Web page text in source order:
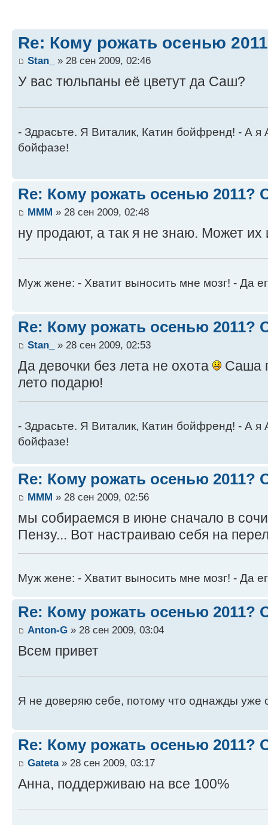
Re: Кому рожать осенью
Stan_ » 28 сен 2009, 02:46
У вас тюльпаны её цветут да Саш?
- Здрасьте. Я Виталик, Катин бойфренд! - А я
бойфазе!
Re: Кому рожать осенью 2011?
MMM » 28 сен 2009, 02:48
ну продают, а так я не знаю. Может
Муж жене: - Хватит выносить мне мозг! - Да
Re: Кому рожать осенью 2011?
Stan_ » 28 сен 2009, 02:53
Да девочки без лета не охота
Саша
лето подарю!
- Здрасьте. Я Виталик, Катин бойфренд! - А я
бойфазе!
Re: Кому рожать осенью 2011?
MMM » 28 сен 2009, 02:56
мы собираемся в июне сначало в
Пензу... Вот настраиваю себя на
Муж жене: - Хватит выносить мне мозг! - Да
Re: Кому рожать осенью 2011?
Anton-G » 28 сен 2009, 03:04
Всем привет
Я не доверяю себе, потому что однажды уже
Re: Кому рожать осенью 2011?
Gateta» 28 сен 2009, 03:17
Анна, поддерживаю на все 100%